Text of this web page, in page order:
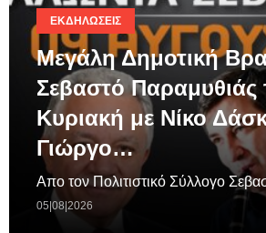
ΕΚΔΗΛΏΣΕΙΣ
Μεγάλη Δημοτική
Σεβαστό Παραμυθιάς
Κυριακή με Νίκο
Γιώργο…
Απο τον Πολιτιστικό Σύλλογο
05|08|2026